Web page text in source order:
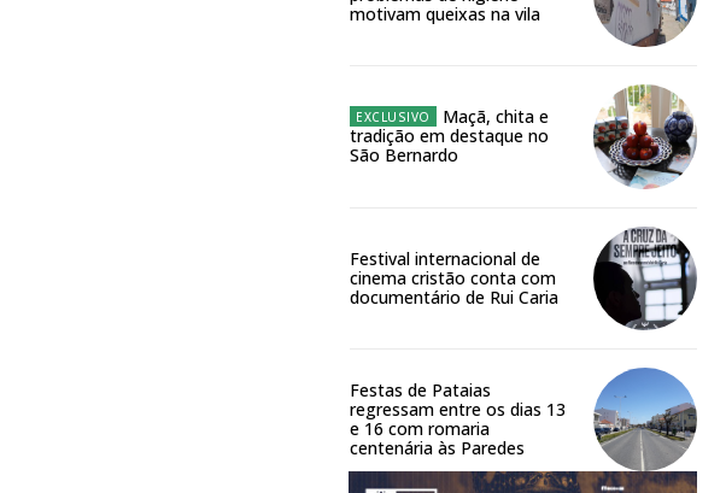
motivam queixas na vila
Maçã, chita e
tradição em destaque no
São Bernardo
Festival internacional de
cinema cristão conta com
documentário de Rui Caria
Festas de Pataias
regressam entre os dias 13
e 16 com romaria
centenária às Paredes